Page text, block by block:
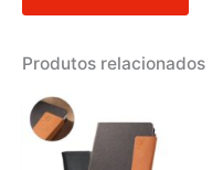
Produtos relacionados